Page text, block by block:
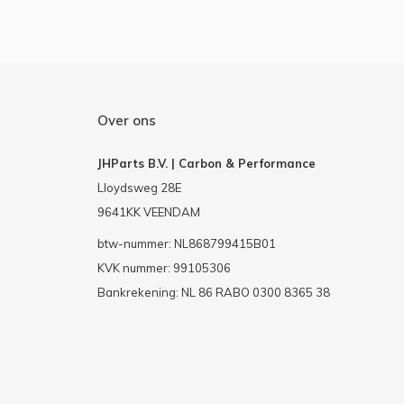
Over ons
JHParts B.V. | Carbon & Performance
Lloydsweg 28E
9641KK VEENDAM
btw-nummer: NL868799415B01
KVK nummer: 99105306
Bankrekening: NL 86 RABO 0300 8365 38